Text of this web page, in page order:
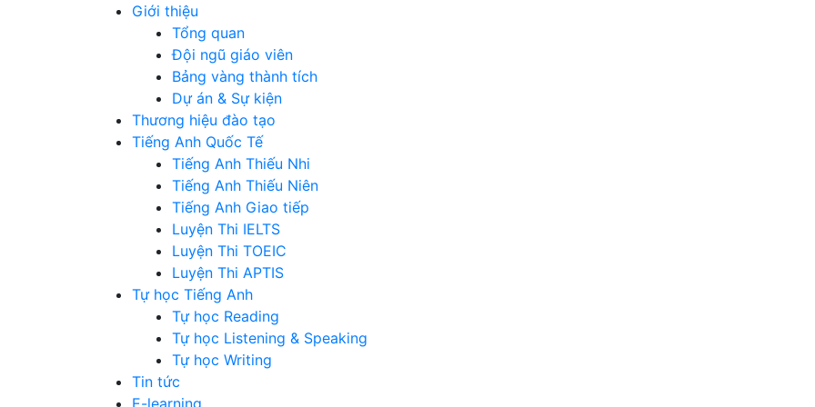
Giới thiệu
Tổng quan
Đội ngũ giáo viên
Bảng vàng thành tích
Dự án & Sự kiện
Thương hiệu đào tạo
Tiếng Anh Quốc Tế
Tiếng Anh Thiếu Nhi
Tiếng Anh Thiếu Niên
Tiếng Anh Giao tiếp
Luyện Thi IELTS
Luyện Thi TOEIC
Luyện Thi APTIS
Tự học Tiếng Anh
Tự học Reading
Tự học Listening & Speaking
Tự học Writing
Tin tức
E-learning